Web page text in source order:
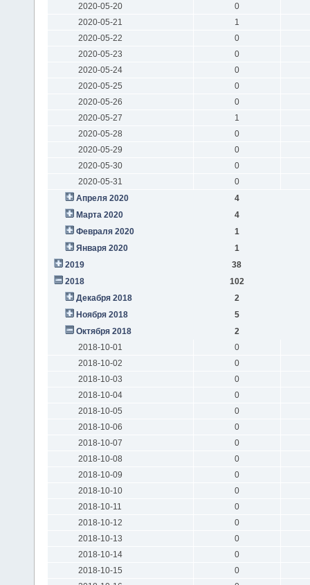
2020-05-20
0
2020-05-21
1
2020-05-22
0
2020-05-23
0
2020-05-24
0
2020-05-25
0
2020-05-26
0
2020-05-27
1
2020-05-28
0
2020-05-29
0
2020-05-30
0
2020-05-31
0
Апреля 2020
4
Марта 2020
4
Февраля 2020
1
Января 2020
1
2019
38
2018
102
Декабря 2018
2
Ноября 2018
5
Октября 2018
2
2018-10-01
0
2018-10-02
0
2018-10-03
0
2018-10-04
0
2018-10-05
0
2018-10-06
0
2018-10-07
0
2018-10-08
0
2018-10-09
0
2018-10-10
0
2018-10-11
0
2018-10-12
0
2018-10-13
0
2018-10-14
0
2018-10-15
0